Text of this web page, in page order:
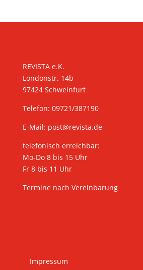
REVISTA e.K.
Londonstr. 14b
97424 Schweinfurt
Telefon: 09721/387190
E-Mail: post@revista.de
telefonisch erreichbar:
Mo-Do 8 bis 15 Uhr
Fr 8 bis 11 Uhr
Termine nach Vereinbarung
Impressum